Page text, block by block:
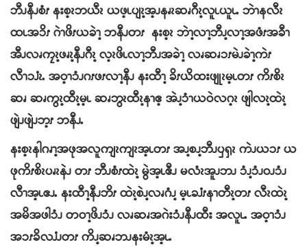
ဘီၪနီၪစံၭ နးစ့ၩဘယီၩ ယဖ့ၬပျၩ့အ့ၪနၧၩဆၧဂီၩ့လူၬယူၬႉ ဘဲၫနလီၩ
ထၬအၥိၭ ဂဲၫဖိၭယခဲၫ့ ဘနီၪတၭ နးစ့ၩ ဘဲၫ့လၫ့ဘီၪ့လၫ့အဖံၭအခီၫ
အီၪလၧကၠၩ့ဖၧၩ့နီၪဂီၩ့ လ့ၩဖိၬလၫ့ဘီၪအခဲၫ့ လၧဆၧၥၭမဲၪခဲၫ့ကဲၭ
လီၫၥၨၩႉ အဝ့ၫၥံၪဂၭဖၭလၫ့နီၪ နးထီၫ့ ခိၭယိထးဖျုၩမ့ၬတၭ ကိၭစိၩ
ဆၧ ဆၧကွၩ့ထီၩ့မ့ၬ ဆၧဘွၩထီၩ့နၫဧ့ အဲၪ့ၥံၫယဝဲလဂ့ၩ ဖျါလၩ့ထဲၩ့
ဖျဲၪဖျဲၪဘ့ၭ ဘနီၪႉ
နးစ့ၩနါဂၧၫ့အဖုအလူကျၩကျၩအ့ၬတၭ အၪ့စၪ့ဘီၪၦၡၩ ကဲၪယၥၭ ယ
ဖုကိၭစိၩပၧၩနဲၪ တၭ ဘီၪစံၭထဲၩ့ မွဲအ့ၬဧီၪ မလံၩအူၪဘၪ ၥံၪ့ၥံၪဝၪၥံၪ
လီၫအ့ၬဧၪႉ နးထီၫ့နီၪဘိၭ ထဲၩ့စဲၪ့လၧဂံၪ့ မ့ၬခၨၭနၫတီၩ့တၭ လီၩထဲၩ့
အမိအဖါၥံၪ တဝၫ့ဖိၪၥံၪ လၧဆၧအဂဲးၥံၪနီၪထီး အလူၬႉ အဝ့ၫၥံၪ
အၥၭခိလၨၪတၭ ကိၪ့ဆၧဘၪနးမံၩ့အ့ၬႉ